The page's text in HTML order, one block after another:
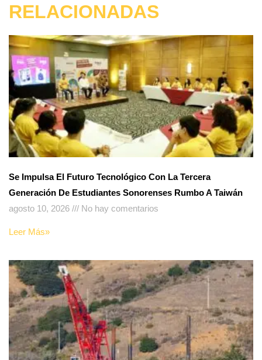
RELACIONADAS
Se Impulsa El Futuro Tecnológico Con La Tercera
Generación De Estudiantes Sonorenses Rumbo A Taiwán
agosto 10, 2026
No hay comentarios
Leer Más»